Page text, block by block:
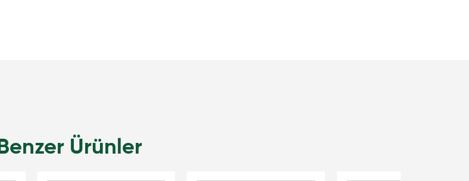
Benzer Ürünler